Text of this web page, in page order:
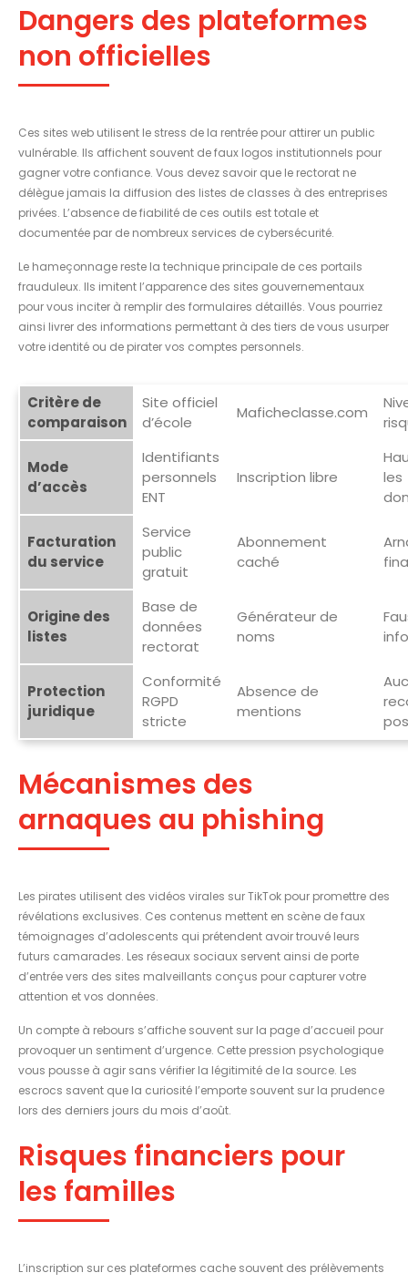
Dangers des plateformes
non officielles
Ces sites web utilisent le stress de la rentrée pour attirer un public
vulnérable. Ils affichent souvent de faux logos institutionnels pour
gagner votre confiance. Vous devez savoir que le rectorat ne
délègue jamais la diffusion des listes de classes à des entreprises
privées. L’absence de fiabilité de ces outils est totale et
documentée par de nombreux services de cybersécurité.
Le hameçonnage reste la technique principale de ces portails
frauduleux. Ils imitent l’apparence des sites gouvernementaux
pour vous inciter à remplir des formulaires détaillés. Vous pourriez
ainsi livrer des informations permettant à des tiers de vous usurper
votre identité ou de pirater vos comptes personnels.
Critère de
comparaison
Site officiel
d’école
Maficheclasse.com
Mode
d’accès
Identifiants
personnels
ENT
Inscription libre
les
Facturation
du service
Service
public
gratuit
Abonnement
caché
Origine des
listes
Base de
données
rectorat
Générateur de
noms
Protection
juridique
Conformité
RGPD
stricte
Absence de
mentions
Mécanismes des
arnaques au phishing
Les pirates utilisent des vidéos virales sur TikTok pour promettre des
révélations exclusives. Ces contenus mettent en scène de faux
témoignages d’adolescents qui prétendent avoir trouvé leurs
futurs camarades. Les réseaux sociaux servent ainsi de porte
d’entrée vers des sites malveillants conçus pour capturer votre
attention et vos données.
Un compte à rebours s’affiche souvent sur la page d’accueil pour
provoquer un sentiment d’urgence. Cette pression psychologique
vous pousse à agir sans vérifier la légitimité de la source. Les
escrocs savent que la curiosité l’emporte souvent sur la prudence
lors des derniers jours du mois d’août.
Risques financiers pour
les familles
L’inscription sur ces plateformes cache souvent des prélèvements